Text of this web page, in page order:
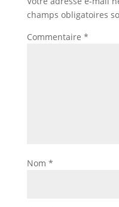
champs obligatoires
Commentaire *
Nom *